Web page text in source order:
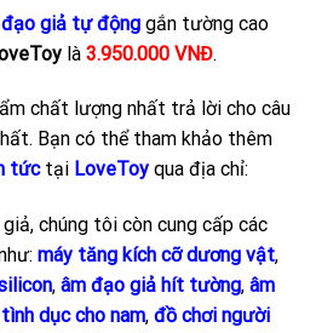
giả tự động gắn tường cao
là 3.950.000 VNĐ.
chất lượng nhất trả lời cho câu
Bạn có thể tham khảo thêm
tứctại LoveToy qua địa chỉ:
chúng tôi còn cung cấp các
máy tăng kích cỡ dương vật,
, âm đạo giả hít tường, âm
dục cho nam, đồ chơi người